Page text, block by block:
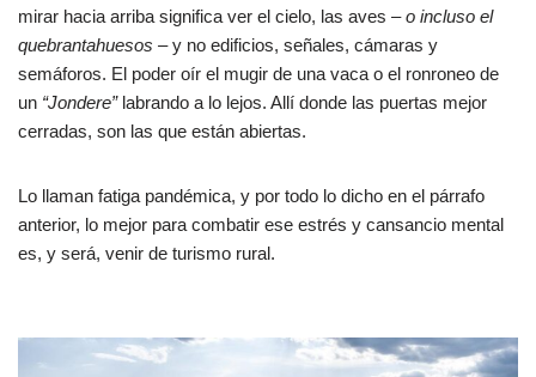
mirar hacia arriba significa ver el cielo, las aves – o incluso el
quebrantahuesos –y no edificios, señales, cámaras y
semáforos. El poder oír el mugir de una vaca o el ronroneo de
un “Jondere”labrando a lo lejos. Allí donde las puertas mejor
cerradas, son las que están abiertas.
Lo llaman fatiga pandémica, y por todo lo dicho en el párrafo
anterior, lo mejor para combatir ese estrés y cansancio mental
es, y será, venir de turismo rural.